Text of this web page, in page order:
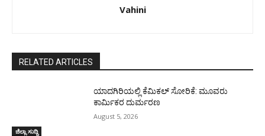
Vahini
RELATED ARTICLES
ಜಿಲ್ಲಾ ಸುದ್ದಿ
ಯಾದಗಿರಿಯಲ್ಲಿ ಕೆಮಿಕಲ್ ಸೋರಿಕೆ: ಮೂವರು
ಕಾರ್ಮಿಕರ ದುರ್ಮರಣ
August 5, 2026